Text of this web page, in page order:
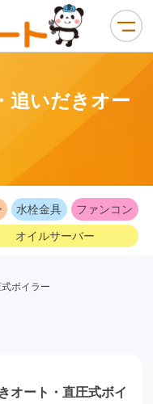
いだきオー
水栓金具 ファンコン
オイルサーバー
ボイラー
オート・直圧式ボイ